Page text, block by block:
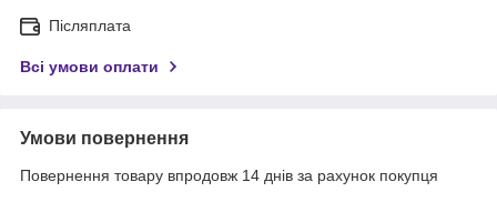
Післяплата
Всі умови оплати
Умови повернення
Повернення товару впродовж 14 днів за рахунок покупця